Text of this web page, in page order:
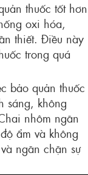
thuốc tốt hơn
oxi hóa,
thiết. Điều này
trong quá
bảo quản thuốc
sáng, không
nhôm ngăn
ẩm và không
ngăn chặn sự